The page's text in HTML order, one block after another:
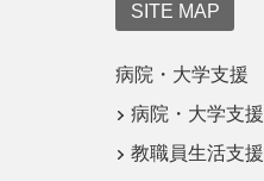
SITE MAP
病院・大学支援
病院・大学支援
教職員生活支援